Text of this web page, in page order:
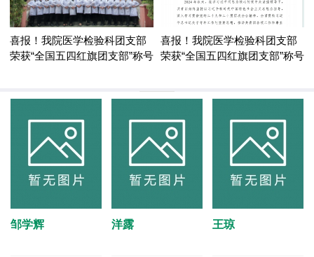
喜报！我院医学检验科团支部
荣获“全国五四红旗团支部”称号
喜报！我院医学检验科团支部
荣获“全国五四红旗团支部”称号
邹学辉 洋露 王琼